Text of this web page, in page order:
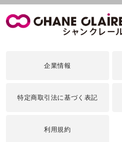
企業情報
特定商取引法に基づく表記
利用規約